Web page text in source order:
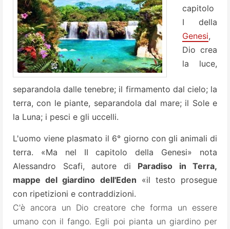
capitolo
I della
Genesi,
Dio crea
la luce,
separandola dalle tenebre; il firmamento dal cielo; la
terra, con le piante, separandola dal mare; il Sole e
la Luna; i pesci e gli uccelli.
L'uomo viene plasmato il 6° giorno con gli animali di
terra. «Ma nel II capitolo della Genesi» nota
Alessandro Scafi, autore di Paradiso in Terra,
mappe del giardino dell'Eden «il testo prosegue
con ripetizioni e contraddizioni.
C'è ancora un Dio creatore che forma un essere
umano con il fango. Egli poi pianta un giardino per